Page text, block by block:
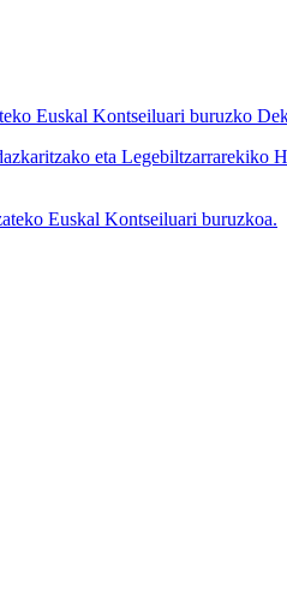
Euskal Kontseiluari buruzko
eta Legebiltzarrarekiko
Euskal Kontseiluari buruzkoa.